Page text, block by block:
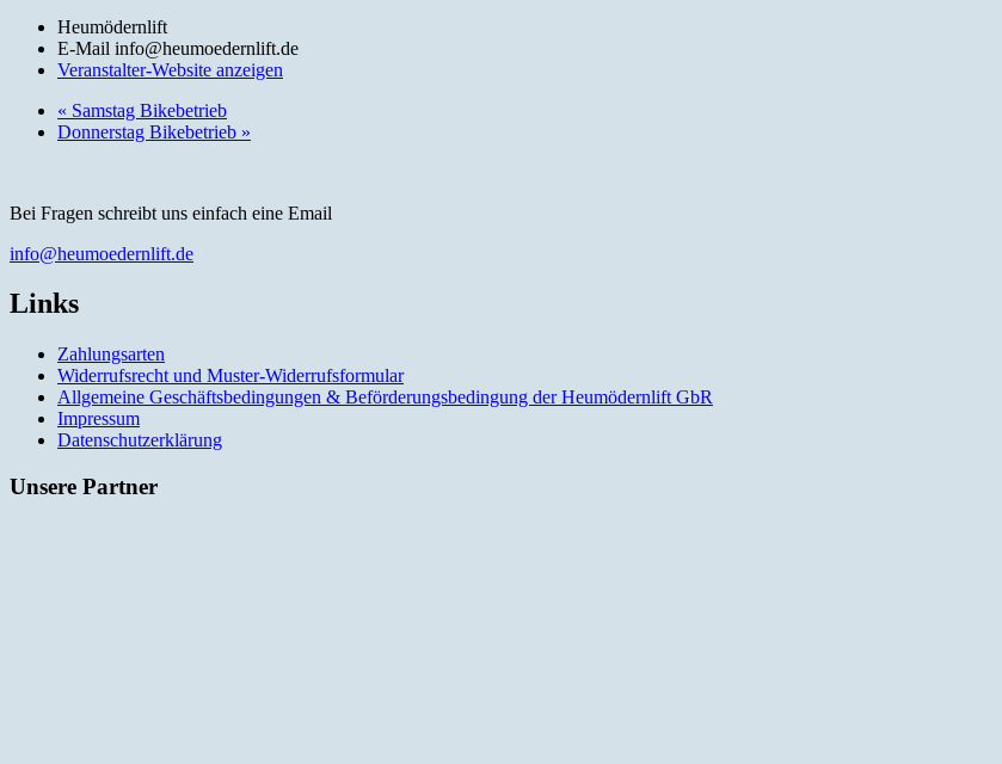
Heumödernlift
E-Mail info@heumoedernlift.de
Veranstalter-Website anzeigen
« Samstag Bikebetrieb
Donnerstag Bikebetrieb »
Bei Fragen schreibt uns einfach eine Email
info@heumoedernlift.de
Links
Zahlungsarten
Widerrufsrecht und Muster-Widerrufsformular
Allgemeine Geschäftsbedingungen & Beförderungsbedingung der Heumödernlift GbR
Impressum
Datenschutzerklärung
Unsere Partner